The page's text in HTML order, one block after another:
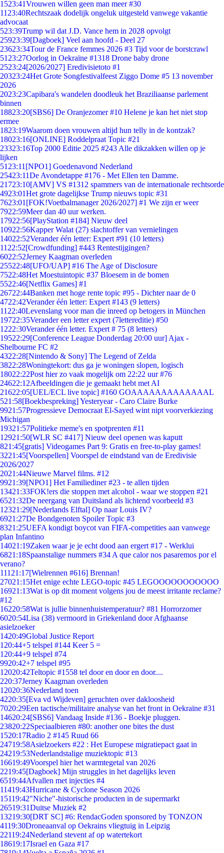
1523:41Vrouwen willen geen man meer #30
11 23:40Rechtszaak dodelijk ongeluk uitgesteld vanwege vakantie
advocaat
523:39Trump wil dat J.D. Vance hem in 2028 opvolgt
25923:39[Dagboek] Veel aan hoofd - Deel 27
23623:34Tour de France femmes 2026 #3 Tijd voor de borstcrawl
51 23:27Oorlog in Oekraïne #1318 Drone baby drone
2523:24[2026/2027] Eredivisietoto #1
20323:24Het Grote Songfestivalfeest Ziggo Dome #5 13 november
2026
2023:23Capibara's wandelen doodleuk het Braziliaanse parlement
binnen
18823:20[SBS6] De Oranjezomer #10 Helene je kan het niet stop
ermee
1823:19Waarom doen vrouwen altijd hun telly in de kontzak?
18023:16[ONLINE] Roddelpraat Topic #21
23323:16Top 2000 Editie 2025 #243 Alle dikzakken willen op je
lijken
51 23:11 [NPO1] Goedenavond Nederland
25423:11De Avondetappe #176 - Met Ellen ten Damme.
21723:10[AMV] VS #1312 spammers van de internationale rechtsorde
4923:01Het grote dagelijkse Trump nieuws topic #31
7623:01 [FOK!Voetbalmanager 2026/2027] #1 We zijn er weer
7922:59Meer dan 40 uur werken.
17922:56[PlayStation #184] Nieuw deel
10922:56Kapper Walat (27) slachtoffer van vernielingen
14022:52Verander één letter: Expert #91 (10 letters)
11 22:52[Crowdfunding] #443 Rentestijgingen?
6022:52Jerney Kaagman overleden
25522:48[UFO/UAP] #16 The Age of Disclosure
7522:48Het Moestuintopic #37 Bloesem in de bomen
5522:46[Netflix Games] #1
26722:44Banken met hoge rente topic #95 - Dichter naar de 0
4722:42Verander één letter: Expert #143 (9 letters)
11 22:40Levenslang voor man die inreed op betogers in München
19722:35Verander een letter expert (7lettereditie) #50
1222:30Verander één letter. Expert # 75 (8 letters)
19522:29[Conference League Donderdag 20:00 uur] Ajax -
Shelbourne FC #2
4322:28[Nintendo & Sony] The Legend of Zelda
3822:28Woningtekort: dus ga je woningen slopen, logisch
18022:22Post hier zo vaak mogelijk om 22:22 uur #76
24622:12Afbeeldingen die je gemaakt hebt met AI
21622:05[UEL/ECL live topic] #160 GOAAAAAAAAAAAAAL
521:58[Boekbespreking] Yesteryear - Caro Claire Burke
9921:57Progressieve Democraat El-Sayed wint nipt voorverkiezing
Michigan
19321:57Politieke meme's en spotprenten #11
12921:50[WLR SC #417] Nieuw deel openen was kaputt
821:45[gratis] Videogames Part 9: Gratis en free-to-play games!
3221:45[Voorspellen] Voorspel de eindstand van de Eredivisie
2026/2027
2021:44Nieuwe Marvel films. #12
9921:39[NPO1] Het Familiediner #23 - te allen tijden
13421:33FOK!ers die stoppen met alcohol - waar we stoppen #21
6521:32De neergang van Duitsland als lichtend voorbeeld #3
12321:29[Nederlands Elftal] Op naar Louis IV?
6921:27De Bondgenoten Spoiler Topic #3
8321:25UEFA kondigt boycot van FIFA-competities aan vanwege
plan Infantino
14021:19Zaken waar je je echt dood aan ergert #17 - Werklui
6821:18Spaanstalige nummers #34 A que calor nos pasaremos por el
verano?
111 21:17[Wielrennen #616] Brennan!
27021:15Het enige echte LEGO-topic #45 LEGOOOOOOOOOOO
16921:13Wat is op dit moment volgens jou de meest irritante reclame?
#12
16220:58Wat is jullie binnenhuistemperatuur? #81 Horrorzomer
6020:54Lisa (38) vermoord in Griekenland door Afghaanse
asielzoeker
1420:49Global Justice Report
1 20:44+5 telspel #144 Keer 5 =
1 20:44+9 telspel #74
9920:42+7 telspel #95
12020:42Teltopic #1558 tel door en door en door....
220:37Jerney Kaagman overleden
12020:36Nederland toen
4220:35[Eva vd Wijdeven] geruchten over dakloosheid
7020:29Een tactische/militaire analyse van het front in Oekraïne #31
14620:24[SBS6] Vandaag Inside #136 - Boekje pluggen.
23820:22Speciaalbieren #80: another one bites the dust
1520:17Radio 2 #145 Ruud 66
24719:58Asielzoekers #22 : Het Europese migratiepact gaat in
24219:53Nederlandstalige muziektopic #13
16619:49Voorspel hier het warmtegetal van 2026
2219:45[Dagboek] Mijn struggles in het dagelijks leven
6519:44Afvallen met injecties #4
11419:43Hurricane & Cyclone Season 2026
15119:42"Niche"-historische producten in de supermarkt
26519:31Duitse Muziek #2
13219:30[DRT SC] #6: RendacGoden sponsored by TONZON
4119:30Droneaanval op Oekrains vliegtuig in Leipzig
22119:24Nederland stevent af op watertekort
18619:17Israel en Gaza #17